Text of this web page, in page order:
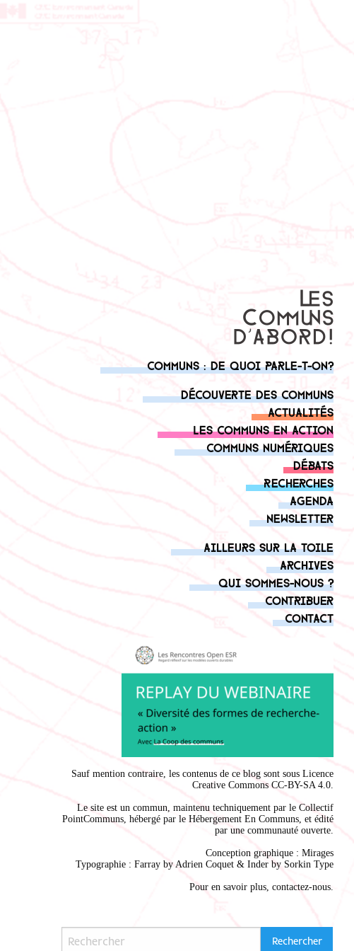
Communs : de quoi parle-t-on?
Découverte des communs
Actualités
Les communs en action
Communs numériques
Débats
Recherches
Agenda
Newsletter
Ailleurs sur la toile
Archives
Qui sommes-nous ?
Contribuer
Contact
Sauf mention contraire, les contenus de ce blog sont sous Licence
Creative Commons CC-BY-SA 4.0.
Le site est un commun, maintenu techniquement par le Collectif
PointCommuns, hébergé par le Hébergement En Communs, et édité
par une communauté ouverte.
Conception graphique : Mirages
Typographie : Farray by Adrien Coquet & Inder by Sorkin Type
Pour en savoir plus, contactez-nous.